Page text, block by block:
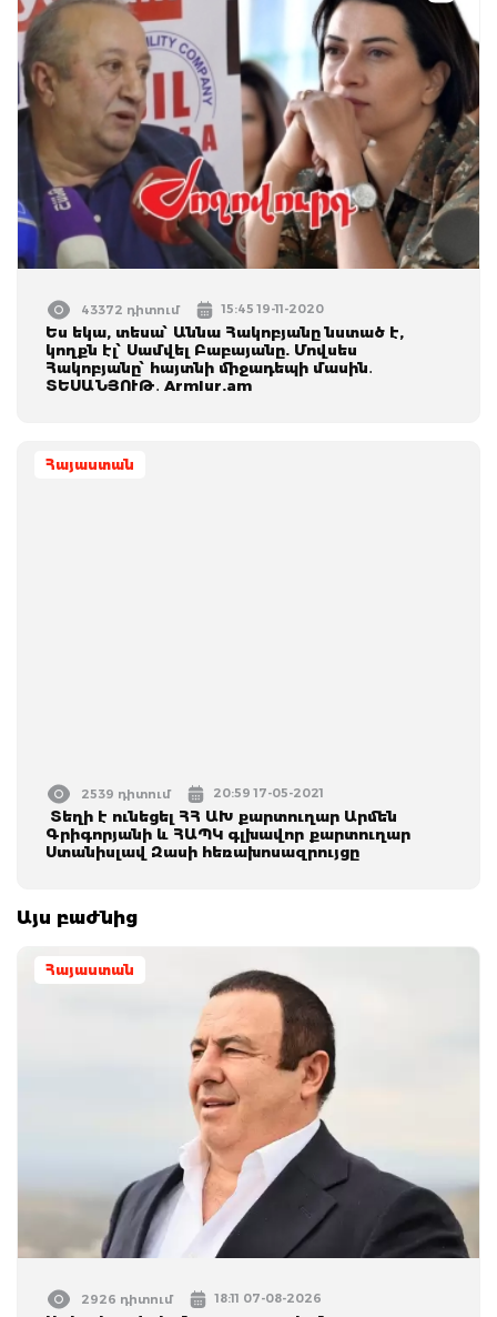
43372 դիտում 15:45 19-11-2020
Ես եկա, տեսա՝ Աննա Հակոբյանը նստած է,
կողքն էլ՝ Սամվել Բաբայանը. Մովսես
Հակոբյանը՝ հայտնի միջադեպի մասին․
ՏԵՍԱՆՅՈՒԹ․ Armlur.am
Հայաստան
2539 դիտում 20:59 17-05-2021
Տեղի է ունեցել ՀՀ ԱԽ քարտուղար Արմեն
Գրիգորյանի և ՀԱՊԿ գլխավոր քարտուղար
Ստանիսլավ Զասի հեռախոսազրույցը
Այս բաժնից
Հայաստան
2926 դիտում 18:11 07-08-2026